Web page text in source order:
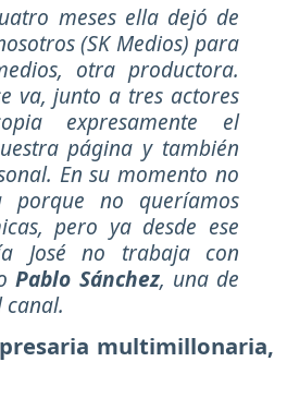
meses ella dejó de
(SK Medios) para
otra productora.
va, junto a tres actores
expresamente el
página y también
En su momento no
porque no queríamos
pero ya desde ese
José no trabaja con
Pablo Sánchez, una de
canal.
multimillonaria,